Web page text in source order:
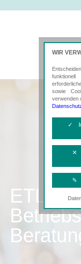
ETL
WIR
sowie
verwenden
✓
✕
✎